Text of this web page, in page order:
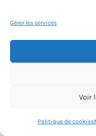
Gérer les services
Voir
Politique de cookies
Registre National de
développe son art et
continu des
style très réaliste.
acrylique sont autant
avancée. Dans son
cocooning », les seuls